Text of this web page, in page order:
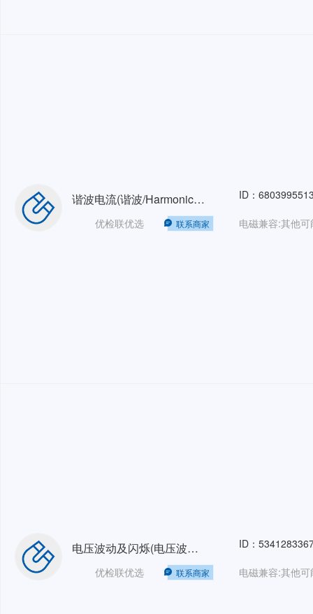
谐波电流(谐波/Harmonic)单相16A
优检联优选 联系商家
ID：
电压波动及闪烁(电压波动/Flicker)单相16A长闪烁
优检联优选 联系商家
ID：